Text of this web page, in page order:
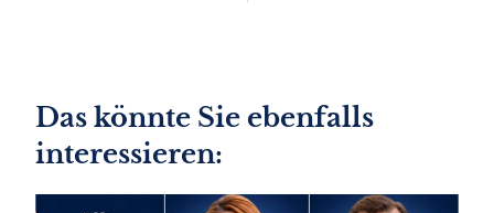
Das könnte Sie ebenfalls
interessieren: